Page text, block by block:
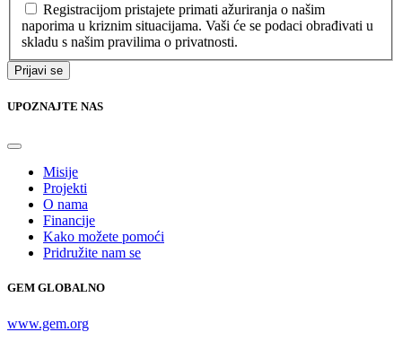
Registracijom pristajete primati ažuriranja o našim
naporima u kriznim situacijama. Vaši će se podaci obrađivati u
skladu s našim pravilima o privatnosti.
Prijavi se
UPOZNAJTE NAS
Misije
Projekti
O nama
Financije
Kako možete pomoći
Pridružite nam se
GEM GLOBALNO
www.gem.org